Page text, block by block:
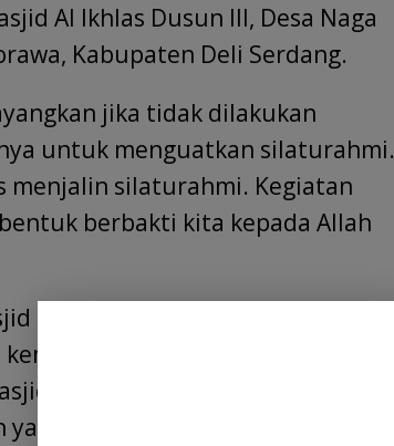
Al Ikhlas Dusun III, Desa Naga
Kabupaten Deli Serdang.
jika tidak dilakukan
untuk menguatkan silaturahmi.
menjalin silaturahmi. Kegiatan
berbakti kita kepada Allah
ini dari penjelasan BKM tadi,
di tahun 2021 Masjid Al
yang tujuannya agar
nyaman yang mampu